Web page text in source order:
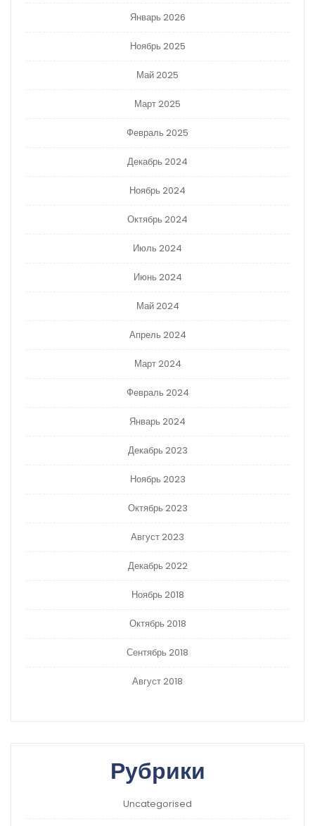
Январь 2026
Ноябрь 2025
Май 2025
Март 2025
Февраль 2025
Декабрь 2024
Ноябрь 2024
Октябрь 2024
Июль 2024
Июнь 2024
Май 2024
Апрель 2024
Март 2024
Февраль 2024
Январь 2024
Декабрь 2023
Ноябрь 2023
Октябрь 2023
Август 2023
Декабрь 2022
Ноябрь 2018
Октябрь 2018
Сентябрь 2018
Август 2018
Рубрики
Uncategorised